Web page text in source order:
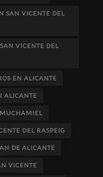
SAN VICENTE DEL
VICENTE DEL
EN ALICANTE
ALICANTE
DEL RASPEIG
DE ALICANTE
VICENTE